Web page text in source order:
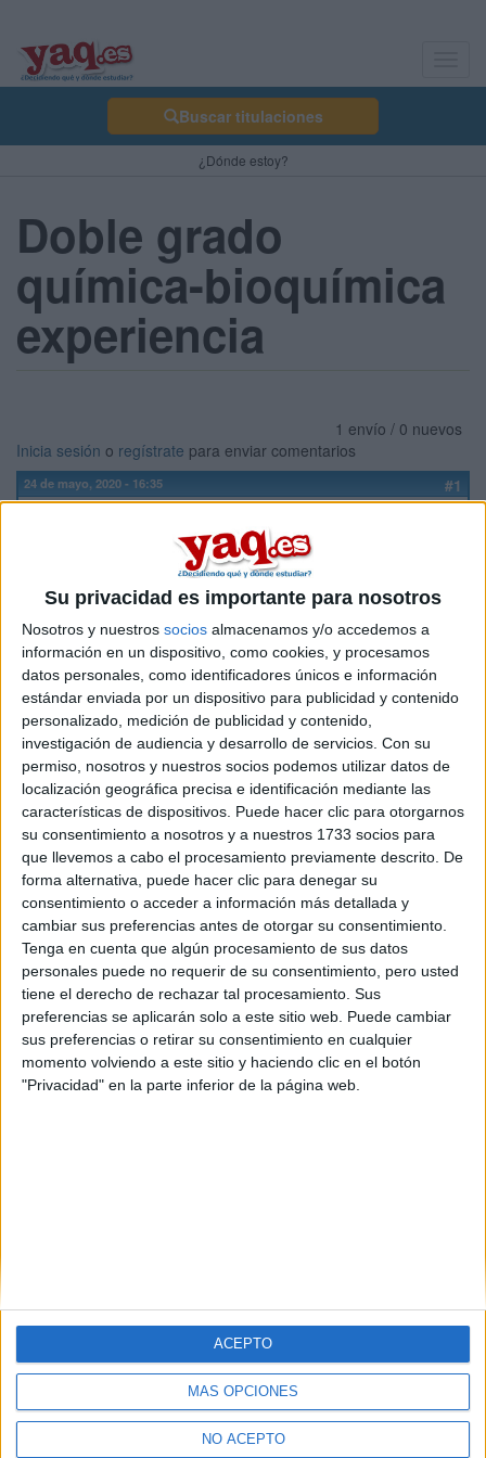
Su privacidad es importante para nosotros
Nosotros y nuestros socios almacenamos y/o accedemos a
información en un dispositivo, como cookies, y procesamos
datos personales, como identificadores únicos e información
estándar enviada por un dispositivo para publicidad y contenido
personalizado, medición de publicidad y contenido,
investigación de audiencia y desarrollo de servicios. Con su
permiso, nosotros y nuestros socios podemos utilizar datos de
localización geográfica precisa e identificación mediante las
características de dispositivos. Puede hacer clic para otorgarnos
su consentimiento a nosotros y a nuestros 1733 socios para
que llevemos a cabo el procesamiento previamente descrito. De
forma alternativa, puede hacer clic para denegar su
consentimiento o acceder a información más detallada y
cambiar sus preferencias antes de otorgar su consentimiento.
Tenga en cuenta que algún procesamiento de sus datos
personales puede no requerir de su consentimiento, pero usted
tiene el derecho de rechazar tal procesamiento. Sus
preferencias se aplicarán solo a este sitio web. Puede cambiar
sus preferencias o retirar su consentimiento en cualquier
momento volviendo a este sitio y haciendo clic en el botón
"Privacidad" en la parte inferior de la página web.
MÁS OPCIONES
NO ACEPTO
ACEPTO
Buscar titulaciones
¿Dónde estoy?
Doble grado
química-bioquímica
experiencia
1 envío / 0 nuevos
Inicia sesión o regístrate para enviar comentarios
24 de mayo, 2020 - 16:35 #1
¿Alguien que haya estudiado o esté estudiando el doble
grado de química y bioquímica en la Complutense en Madrid
puede darme su experiencia por fa?
Inicio
Etiquetas: La universidad - un mundo Bioquímica
Quiénes somos|Contactar|Anúnciate
Politica de privacidad|Condiciones generales